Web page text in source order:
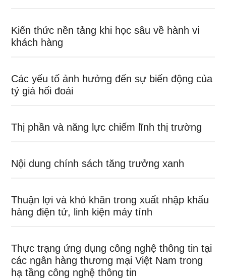
Kiến thức nền tảng khi học sâu về hành vi
khách hàng
Các yếu tố ảnh hưởng đến sự biến động của
tỷ giá hối đoái
Thị phần và năng lực chiếm lĩnh thị trường
Nội dung chính sách tăng trưởng xanh
Thuận lợi và khó khăn trong xuất nhập khẩu
hàng điện tử, linh kiện máy tính
Thực trạng ứng dụng công nghệ thông tin tại
các ngân hàng thương mại Việt Nam trong
hạ tầng công nghệ thông tin